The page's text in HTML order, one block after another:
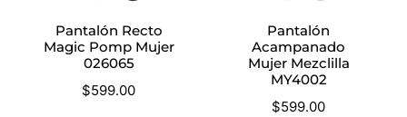
Pantalón Recto
Magic Pomp Mujer
026065
$599.00
Pantalón
Acampanado
Mujer Mezclilla
MY4002
$599.00